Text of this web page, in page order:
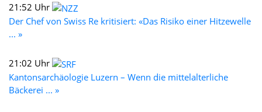
21:52 Uhr
Der Chef von Swiss Re kritisiert: «Das Risiko einer Hitzewelle
... »
21:02 Uhr
Kantonsarchäologie Luzern – Wenn die mittelalterliche
Bäckerei ... »